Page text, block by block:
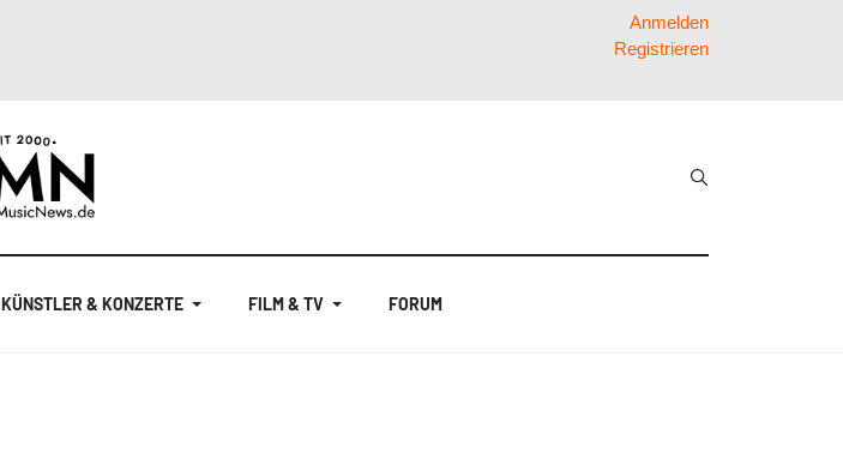
Anmelden
Registrieren
KÜNSTLER & KONZERTE FILM & TV FORUM